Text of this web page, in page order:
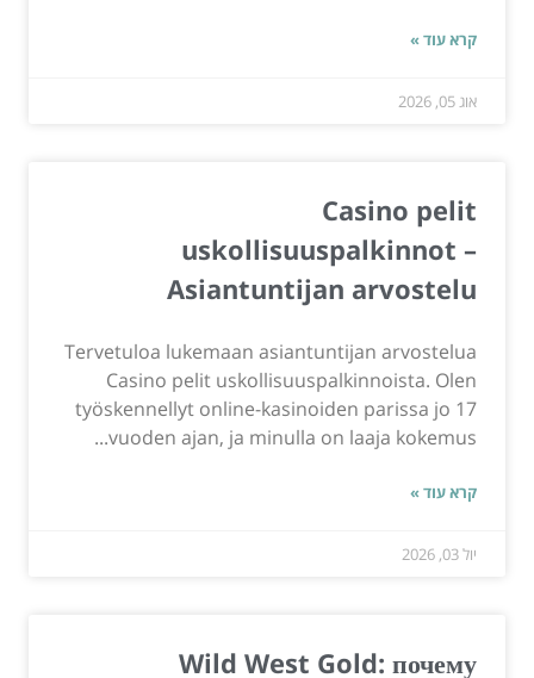
קרא עוד »
אוג 05, 2026
Casino pelit
uskollisuuspalkinnot –
Asiantuntijan arvostelu
Tervetuloa lukemaan asiantuntijan arvostelua
Casino pelit uskollisuuspalkinnoista. Olen
työskennellyt online-kasinoiden parissa jo 17
vuoden ajan, ja minulla on laaja kokemus...
קרא עוד »
יול 03, 2026
Wild West Gold: почему